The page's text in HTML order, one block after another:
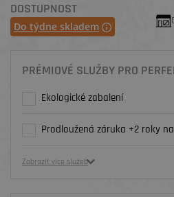
DOSTUPNOST
Do týdne skladem
PRÉMIOVÉ SLUŽBY PRO
Ekologické zabalení
Prodloužená záruka +2 roky
Zobrazit více služeb